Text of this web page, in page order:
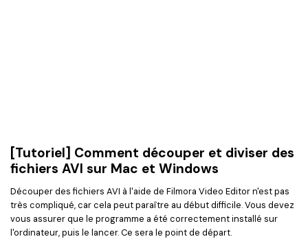
[Tutoriel] Comment découper et diviser des
fichiers AVI sur Mac et Windows
Découper des fichiers AVI à l'aide de Filmora Video Editor n'est pas
très compliqué, car cela peut paraître au début difficile. Vous devez
vous assurer que le programme a été correctement installé sur
l'ordinateur, puis le lancer. Ce sera le point de départ.